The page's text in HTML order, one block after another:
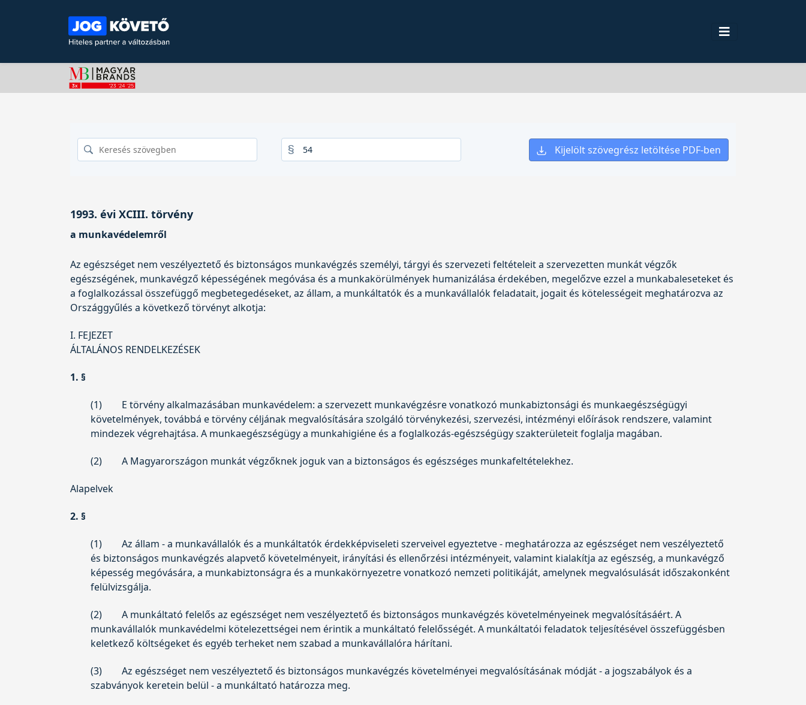
Kijelölt szövegrész letöltése PDF-ben
1993. évi XCIII. törvény
a munkavédelemről
Az egészséget nem veszélyeztető és biztonságos munkavégzés személyi, tárgyi és szervezeti feltételeit a szervezetten munkát végzők
egészségének, munkavégző képességének megóvása és a munkakörülmények humanizálása érdekében, megelőzve ezzel a munkabaleseteket és
a foglalkozással összefüggő megbetegedéseket, az állam, a munkáltatók és a munkavállalók feladatait, jogait és kötelességeit meghatározva az
Országgyűlés a következő törvényt alkotja:
I. FEJEZET
ÁLTALÁNOS RENDELKEZÉSEK
1. §
(1)
E törvény alkalmazásában munkavédelem: a szervezett munkavégzésre vonatkozó munkabiztonsági és munkaegészségügyi
követelmények, továbbá e törvény céljának megvalósítására szolgáló törvénykezési, szervezési, intézményi előírások rendszere, valamint
mindezek végrehajtása. A munkaegészségügy a munkahigiéne és a foglalkozás-egészségügy szakterületeit foglalja magában.
(2) A Magyarországon munkát végzőknek joguk van a biztonságos és egészséges munkafeltételekhez.
Alapelvek
2. §
(1)
Az állam - a munkavállalók és a munkáltatók érdekképviseleti szerveivel egyeztetve - meghatározza az egészséget nem veszélyeztető
és biztonságos munkavégzés alapvető követelményeit, irányítási és ellenőrzési intézményeit, valamint kialakítja az egészség, a munkavégző
képesség megóvására, a munkabiztonságra és a munkakörnyezetre vonatkozó nemzeti politikáját, amelynek megvalósulását időszakonként
felülvizsgálja.
(2)
A munkáltató felelős az egészséget nem veszélyeztető és biztonságos munkavégzés követelményeinek megvalósításáért. A
munkavállalók munkavédelmi kötelezettségei nem érintik a munkáltató felelősségét. A munkáltatói feladatok teljesítésével összefüggésben
keletkező költségeket és egyéb terheket nem szabad a munkavállalóra hárítani.
(3)
Az egészséget nem veszélyeztető és biztonságos munkavégzés követelményei megvalósításának módját - a jogszabályok és a
szabványok keretein belül - a munkáltató határozza meg.